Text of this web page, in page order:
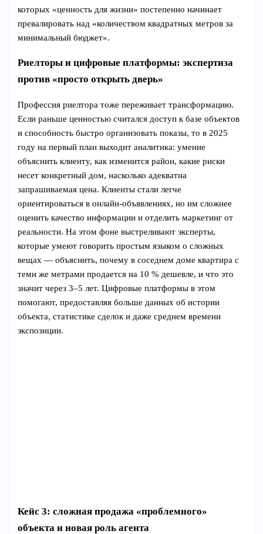
которых «ценность для жизни» постепенно начинает
превалировать над «количеством квадратных метров за
минимальный бюджет».
Риелторы и цифровые платформы: экспертиза
против «просто открыть дверь»
Профессия риелтора тоже переживает трансформацию.
Если раньше ценностью считался доступ к базе объектов
и способность быстро организовать показы, то в 2025
году на первый план выходит аналитика: умение
объяснить клиенту, как изменится район, какие риски
несет конкретный дом, насколько адекватна
запрашиваемая цена. Клиенты стали легче
ориентироваться в онлайн-объявлениях, но им сложнее
оценить качество информации и отделить маркетинг от
реальности. На этом фоне выстреливают эксперты,
которые умеют говорить простым языком о сложных
вещах — объяснить, почему в соседнем доме квартира с
теми же метрами продается на 10 % дешевле, и что это
значит через 3–5 лет. Цифровые платформы в этом
помогают, предоставляя больше данных об истории
объекта, статистике сделок и даже среднем времени
экспозиции.
Кейс 3: сложная продажа «проблемного»
объекта и новая роль агента